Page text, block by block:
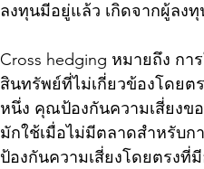
ลงทุนมีอยู่แล้ว เกิดจากผู้ลง
Cross hedging หมายถึง กา
สินทรัพย์ที่ไม่เกี่ยวข้องโดยต
หนึ่ง คุณป้องกันความเสี่ยงข
มักใช้เมื่อไม่มีตลาดสำหรับก
ป้องกันความเสี่ยงโดยตรงที่